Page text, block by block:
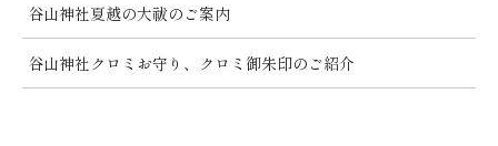
谷山神社夏越の大祓のご案内
谷山神社クロミお守り、クロミ御朱印のご紹介